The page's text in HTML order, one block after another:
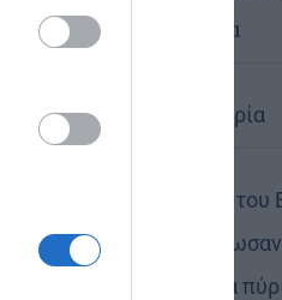
Πριγκηπόνησα
Ηθική ελευθερία
Οι εθελοντές
Σταυρού
άγρια ζώα στα